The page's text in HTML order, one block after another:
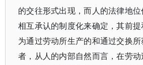
的交往形式出现，而人的法律地
相互承认的制度化来确定，其前
为通过劳动所生产的和通过交换
者，从人的内部自然而言，在劳